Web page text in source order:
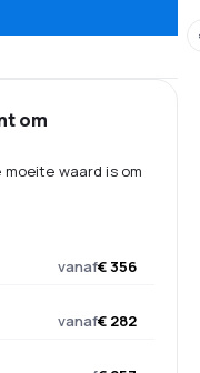
om
waard is om
vanaf€ 356
vanaf€ 282